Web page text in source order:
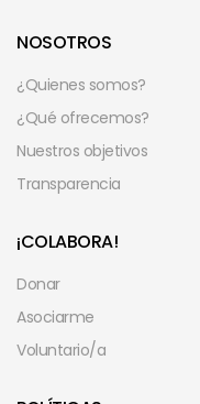
NOSOTROS
¿Quienes somos?
¿Qué ofrecemos?
Nuestros objetivos
Transparencia
¡COLABORA!
Donar
Asociarme
Voluntario/a